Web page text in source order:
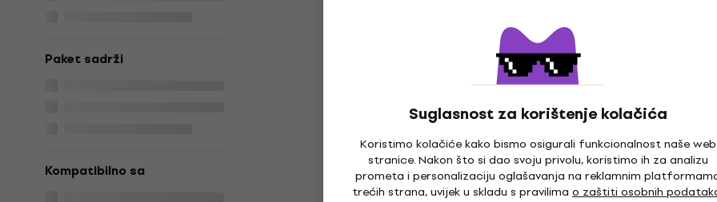
Suglasnost za korištenje kolačića
Koristimo kolačiće kako bismo osigurali funkcionalnost naše web
stranice. Nakon što si dao svoju privolu, koristimo ih za analizu
prometa i personalizaciju oglašavanja na reklamnim
trećih strana, uvijek u skladu s pravilima o zaštiti osobnih
Paket sadrži
Kompatibilno sa